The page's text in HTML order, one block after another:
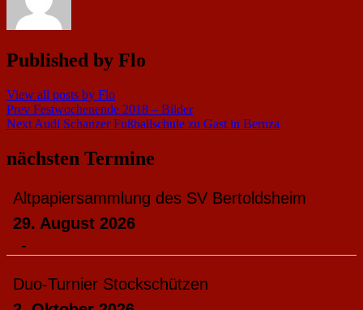
Published by Flo
View all posts by Flo
Beitragsnavigation
Prev Festwochenende 2018 – Bilder
Next Audi Schanzer Fußballschule zu Gast in Bernza
nächsten Termine
Altpapiersammlung des SV Bertoldsheim
29. August 2026
-
Duo-Turnier Stockschützen